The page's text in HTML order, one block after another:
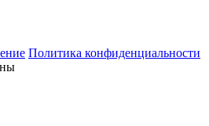
Политика конфиденциальности